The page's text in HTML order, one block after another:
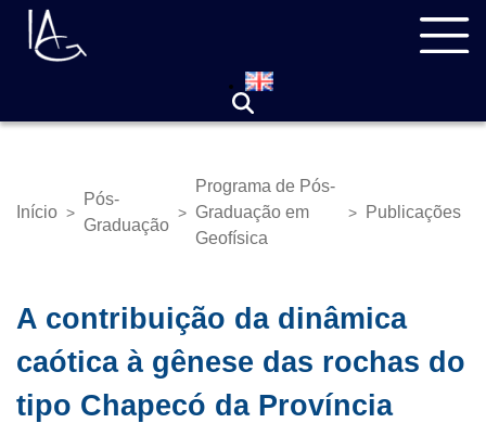
Pular
para
Trilha
Início >
Pós-
Graduação
>
Programa de Pós-
Graduação em
Geofísica
> Publicações
A contribuição da dinâmica
caótica à gênese das rochas do
tipo Chapecó da Província